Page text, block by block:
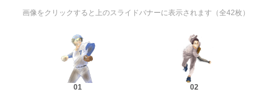
画像をクリックすると上のスライドバナーに表示されます（全42枚）
01 02